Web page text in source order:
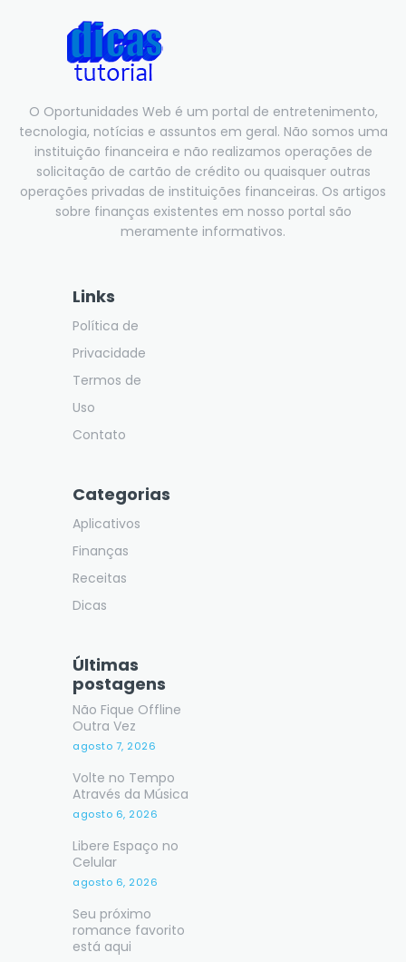
O Oportunidades Web é um portal de entretenimento,
tecnologia, notícias e assuntos em geral. Não somos uma
instituição financeira e não realizamos operações de
solicitação de cartão de crédito ou quaisquer outras
operações privadas de instituições financeiras. Os artigos
sobre finanças existentes em nosso portal são
meramente informativos.
Links
Política de
Privacidade
Termos de
Uso
Contato
Categorias
Aplicativos
Finanças
Receitas
Dicas
Últimas
postagens
Não Fique Offline
Outra Vez
agosto 7, 2026
Volte no Tempo
Através da Música
agosto 6, 2026
Libere Espaço no
Celular
agosto 6, 2026
Seu próximo
romance favorito
está aqui